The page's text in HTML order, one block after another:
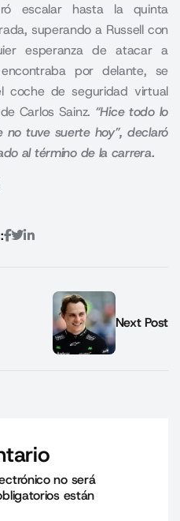
escalar hasta la quinta
superando a Russell con
esperanza de atacar a
por delante, se
coche de seguridad virtual
Carlos Sainz. “Hice todo lo
tuve suerte hoy”, declaró
al término de la carrera.
Next Post
no será
están